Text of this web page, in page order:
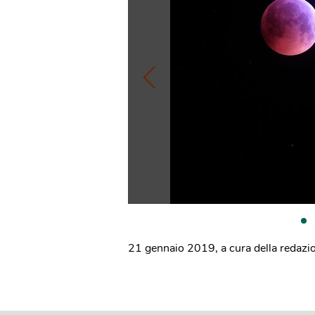
21 gennaio 2019, a cura della